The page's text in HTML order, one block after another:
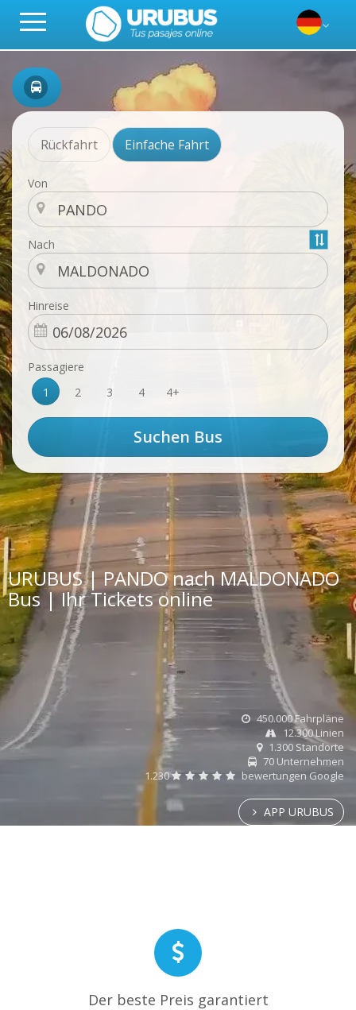
Rückfahrt Einfache Fahrt
Von
Nach
Hinreise
Passagiere
1
2 3 4 4+
URUBUS | PANDO nach MALDONADO
Bus | Ihr Tickets online
450.000 Fahrpläne
12.300 Linien
1.300 Standorte
70 Unternehmen
1.230
bewertungen Google
APP URUBUS
Der beste Preis garantiert